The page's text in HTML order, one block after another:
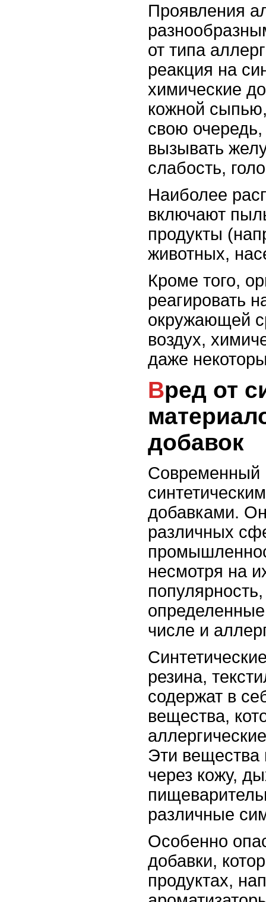
Проявления
от типа
реакция на
химические
кожной
свою
вызывать
слабость,
Наиболее
включают
продукты
животных,
Кроме того,
реагировать
окружающей
воздух,
даже
Вред от синтетических
добавок
Современный
добавками.
различных
несмотря на
числе и
резина,
содержат в
вещества,
Эти вещества
через кожу,
различные
Особенно
добавки,
продуктах,